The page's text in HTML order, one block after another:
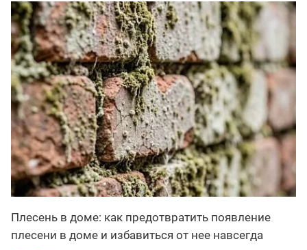
Плесень в доме: как предотвратить появление
плесени в доме и избавиться от нее навсегда